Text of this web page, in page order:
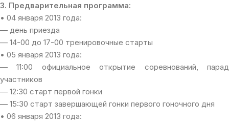
3. Предварительная программа:
• 04 января 2013 года:
— день приезда
— 14-00 до 17-00 тренировочные старты
• 05 января 2013 года:
— 11:00 официальное открытие соревнований, парад
участников
— 12:30 старт первой гонки
— 15:30 старт завершающей гонки первого гоночного дня
• 06 января 2013 года: